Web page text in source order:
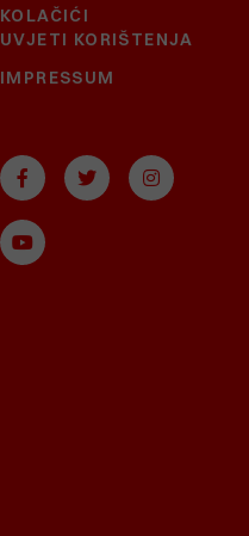
KOLAČIĆI
UVJETI KORIŠTENJA
IMPRESSUM